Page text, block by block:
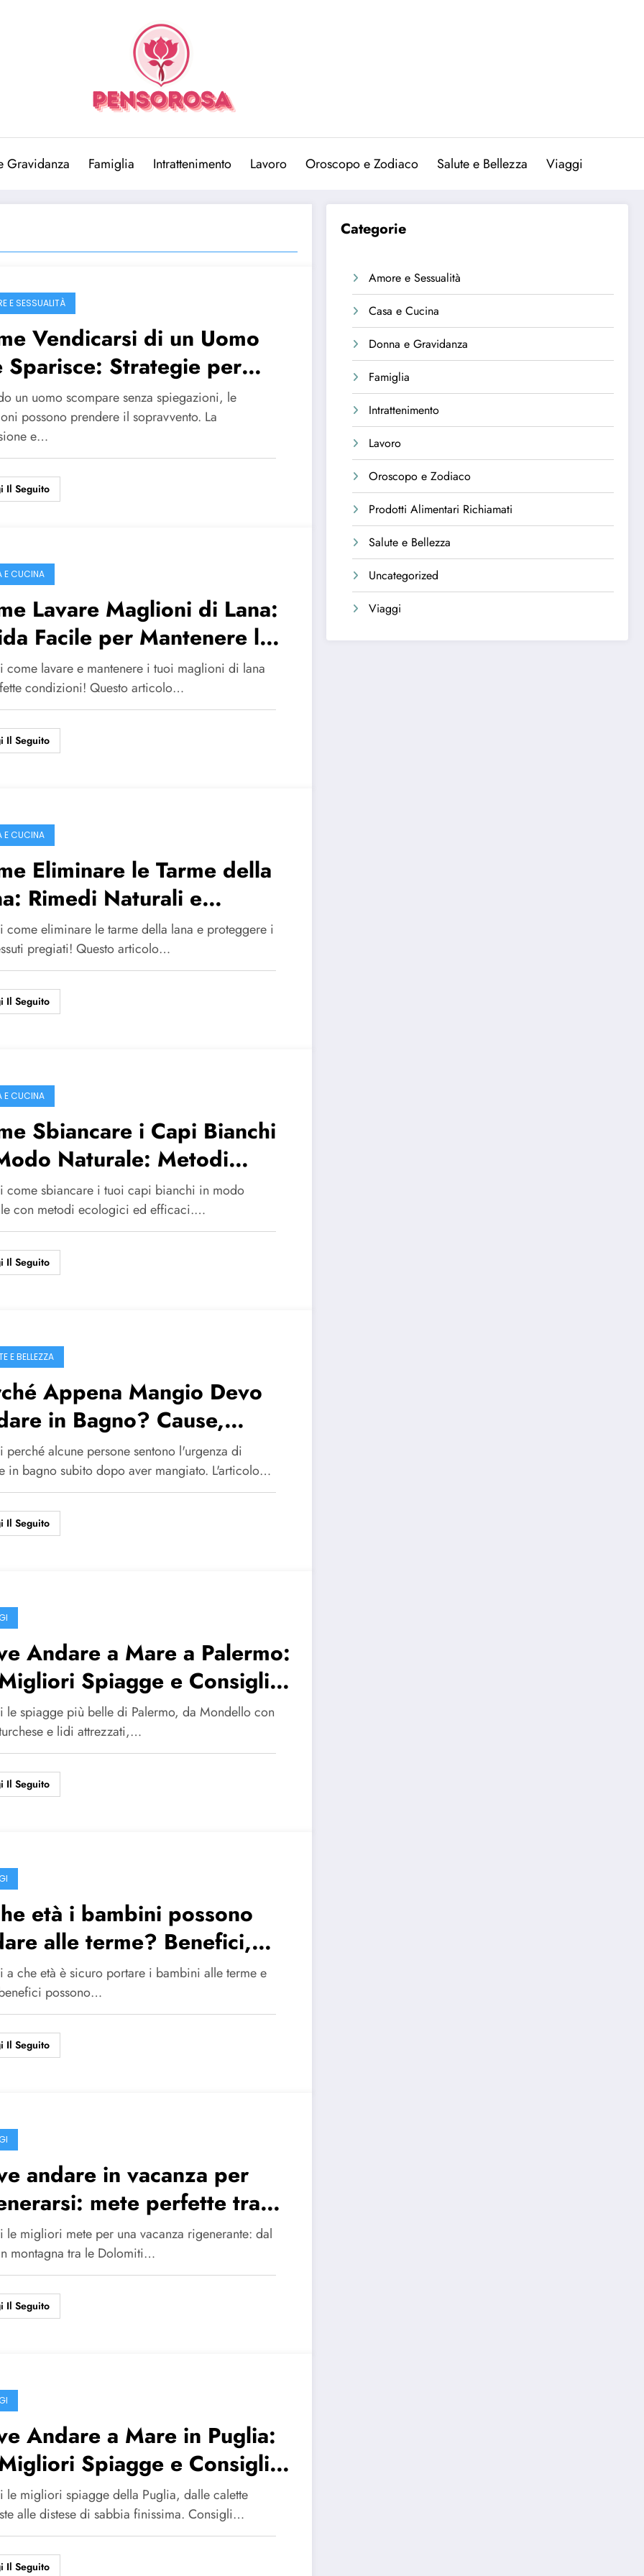
Gravidanza Famiglia Intrattenimento Lavoro Oroscopo e Zodiaco Salute e Bellezza Viaggi
E SESSUALITÀ
Vendicarsi di un Uomo
Sparisce: Strategie per
il Dolore in Forza
un uomo scompare senza spiegazioni, le
possono prendere il sopravvento. La
e…
Il Seguito
E CUCINA
Lavare Maglioni di Lana:
Facile per Mantenere la
Qualità e Brillanza
come lavare e mantenere i tuoi maglioni di lana
condizioni! Questo articolo…
Il Seguito
E CUCINA
Eliminare le Tarme della
Rimedi Naturali e
Efficaci
come eliminare le tarme della lana e proteggere i
pregiati! Questo articolo…
Il Seguito
E CUCINA
Sbiancare i Capi Bianchi
Naturale: Metodi
e Eco-Friendly
come sbiancare i tuoi capi bianchi in modo
con metodi ecologici ed efficaci.…
Il Seguito
E BELLEZZA
Appena Mangio Devo
in Bagno? Cause,
e Quando Preoccuparsi
perché alcune persone sentono l'urgenza di
in bagno subito dopo aver mangiato. L'articolo…
Il Seguito
Andare a Mare a Palermo:
Spiagge e Consigli
Vacanza Perfetta
le spiagge più belle di Palermo, da Mondello con
e lidi attrezzati,…
Il Seguito
età i bambini possono
alle terme? Benefici,
e precauzioni utili
a che età è sicuro portare i bambini alle terme e
possono…
Il Seguito
andare in vacanza per
mete perfette tra
mare, città e relax
le migliori mete per una vacanza rigenerante: dal
montagna tra le Dolomiti…
Il Seguito
Andare a Mare in Puglia:
Spiagge e Consigli
Vacanza Perfetta
le migliori spiagge della Puglia, dalle calette
alle distese di sabbia finissima. Consigli…
Il Seguito
Categorie
Amore e Sessualità
Casa e Cucina
Donna e Gravidanza
Famiglia
Intrattenimento
Lavoro
Oroscopo e Zodiaco
Prodotti Alimentari Richiamati
Salute e Bellezza
Uncategorized
Viaggi